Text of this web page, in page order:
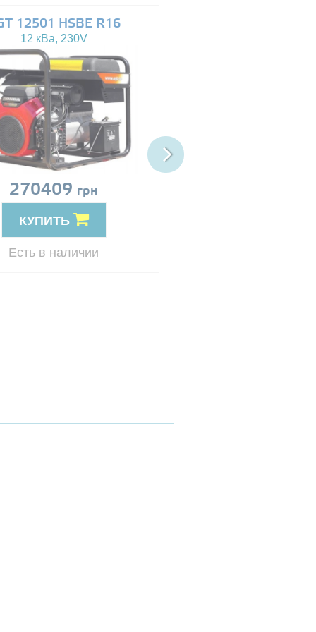
12501 HSBE R16
12 кВа, 230V
270409 грн
КУПИТЬ
Есть в наличии